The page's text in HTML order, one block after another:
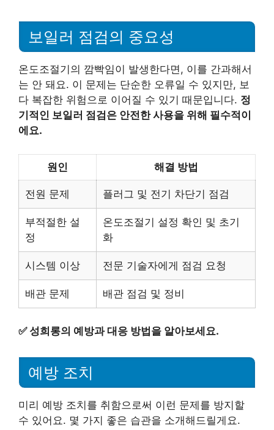
보일러 점검의 중요성
온도조절기의 깜빡임이 발생한다면, 이를 간과해서
는 안 돼요. 이 문제는 단순한 오류일 수 있지만, 보
다 복잡한 위험으로 이어질 수 있기 때문입니다. 정
기적인 보일러 점검은 안전한 사용을 위해 필수적이
에요.
원인 해결 방법
전원 문제 플러그 및 전기 차단기 점검
부적절한 설
정
온도조절기 설정 확인 및 초기
화
시스템 이상 전문 기술자에게 점검 요청
배관 문제 배관 점검 및 정비
✅성희롱의 예방과 대응 방법을 알아보세요.
예방 조치
미리 예방 조치를 취함으로써 이런 문제를 방지할
수 있어요. 몇 가지 좋은 습관을 소개해드릴게요.